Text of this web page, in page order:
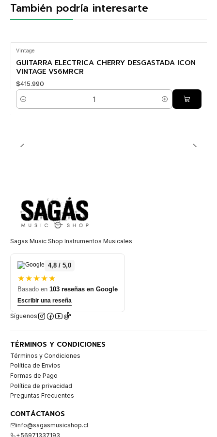
También podría interesarte
Vintage
GUITARRA ELECTRICA CHERRY DESGASTADA ICON
VINTAGE VS6MRCR
$415.990
Cantidad
Sagas Music Shop Instrumentos Musicales
4,8 / 5,0
★★★★★
Basado en 103 reseñas en Google
Escribir una reseña
Síguenos
TÉRMINOS Y CONDICIONES
Términos y Condiciones
Política de Envíos
Formas de Pago
Política de privacidad
Preguntas Frecuentes
CONTÁCTANOS
info@sagasmusicshop.cl
+56971337193